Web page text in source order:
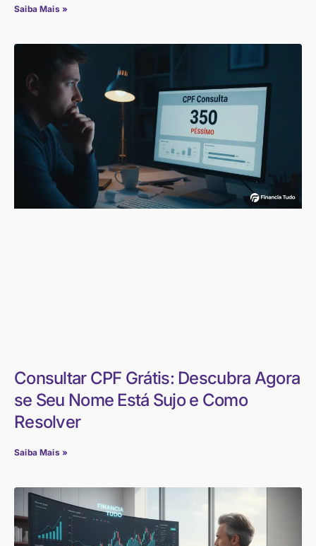
Saiba Mais »
Consultar CPF Grátis: Descubra Agora
se Seu Nome Está Sujo e Como
Resolver
Saiba Mais »